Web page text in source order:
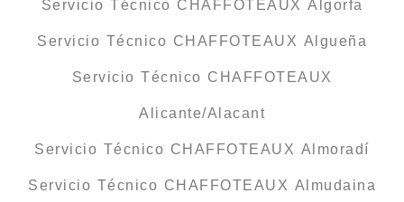
Servicio Técnico CHAFFOTEAUX Algorfa
Servicio Técnico CHAFFOTEAUX Algueña
Servicio Técnico CHAFFOTEAUX
Alicante/Alacant
Servicio Técnico CHAFFOTEAUX Almoradí
Servicio Técnico CHAFFOTEAUX Almudaina